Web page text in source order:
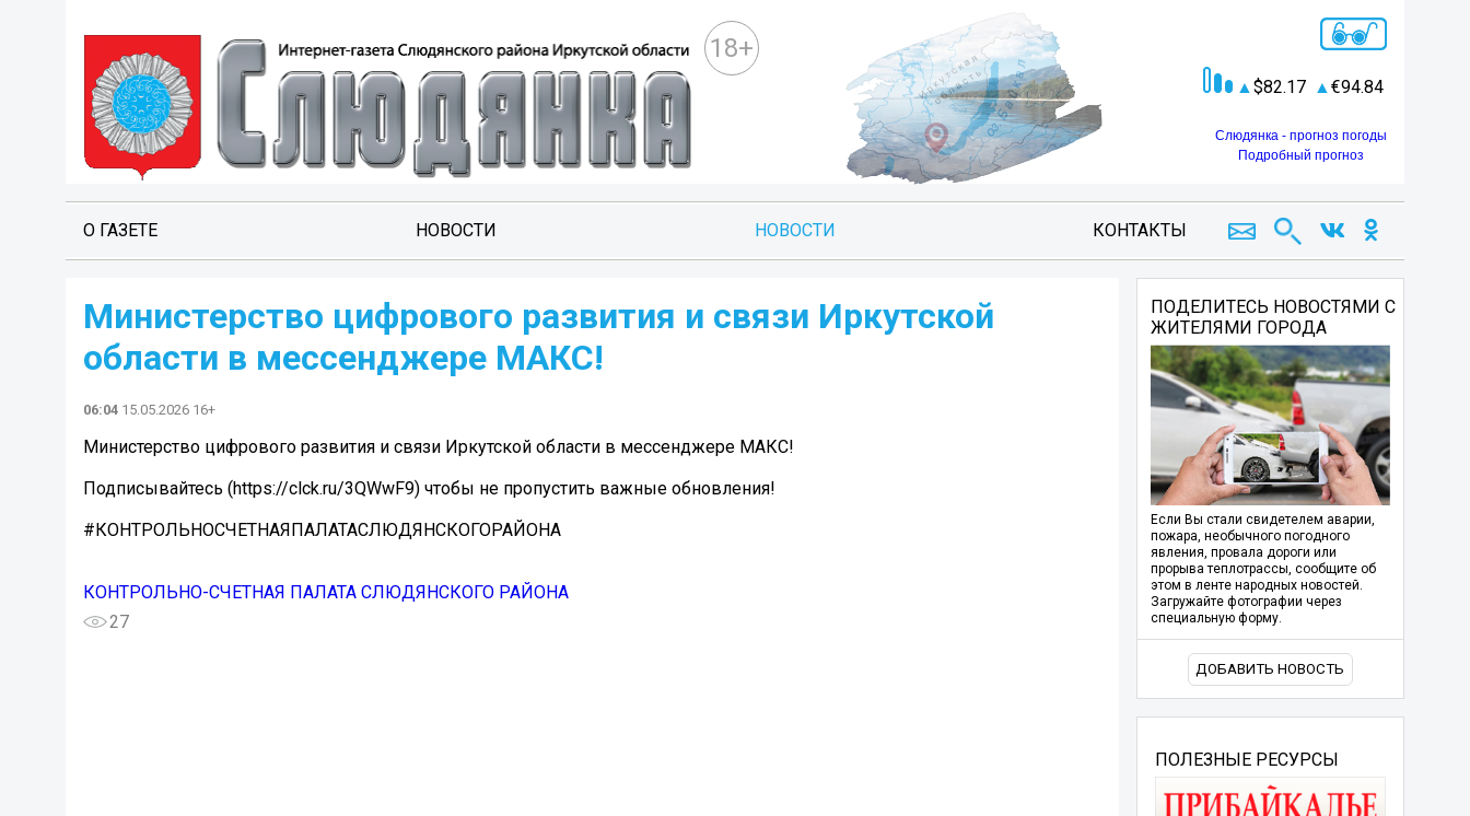
18+
82.17 94.84
Слюдянка - прогноз погоды
Подробный прогноз
О ГАЗЕТЕ НОВОСТИ НОВОСТИ КОНТАКТЫ
Министерство цифрового развития и связи Иркутской
области в мессенджере МАКС!
06:04 15.05.2026 16+
Министерство цифрового развития и связи Иркутской области в мессенджере МАКС!
Подписывайтесь (https://clck.ru/3QWwF9) чтобы не пропустить важные обновления!
#КОНТРОЛЬНОСЧЕТНАЯПАЛАТАСЛЮДЯНСКОГОРАЙОНА
КОНТРОЛЬНО-СЧЕТНАЯ ПАЛАТА СЛЮДЯНСКОГО РАЙОНА
27
ПОДЕЛИТЕСЬ НОВОСТЯМИ С
ЖИТЕЛЯМИ ГОРОДА
Если Вы стали свидетелем аварии,
пожара, необычного погодного
явления, провала дороги или
прорыва теплотрассы, сообщите об
этом в ленте народных новостей.
Загружайте фотографии через
специальную форму.
ДОБАВИТЬ НОВОСТЬ
ПОЛЕЗНЫЕ РЕСУРСЫ